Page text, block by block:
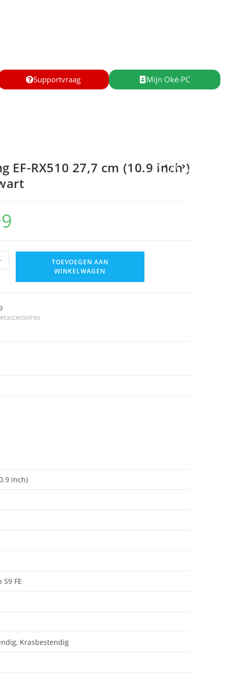
Supportvraag Mijn Oké-PC
EF-RX510 27,7 cm (10.9 inch )
TOEVOEGEN AAN
WINKELWAGEN
inch)
S9 FE
Krasbestendig